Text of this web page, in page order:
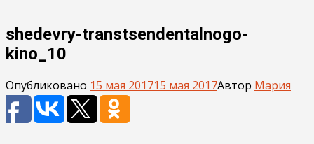
shedevry-transtsendentalnogo-
kino_10
Опубликовано 15 мая 201715 мая 2017Автор Мария